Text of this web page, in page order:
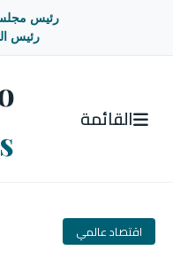
رئيس مجلس
رئيس
القائمة
اقتصاد عالمي